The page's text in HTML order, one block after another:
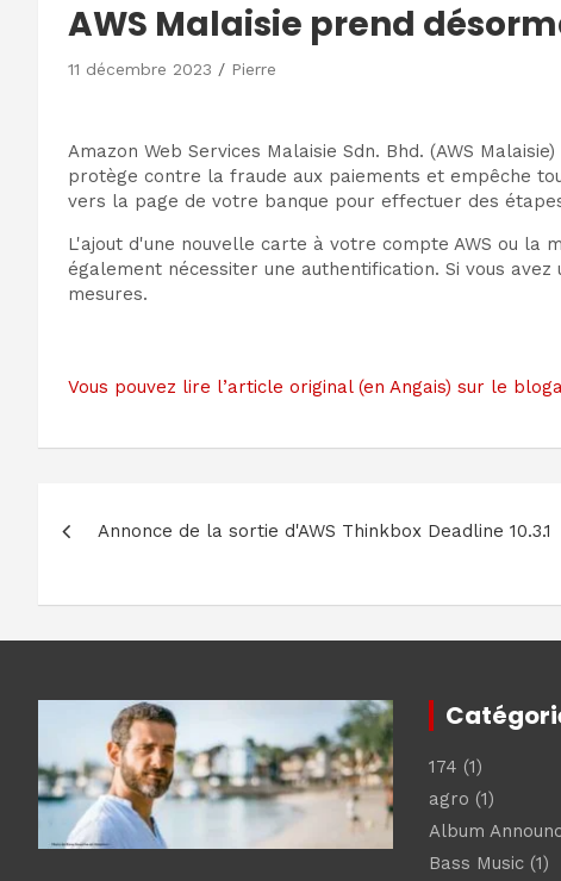
AWS Malaisie prend
11 décembre 2023 Pierre
Amazon Web Services Malaisie Sdn. Bhd. (AWS
protège contre la fraude aux paiements et empêche
vers la page de votre banque pour effectuer des
L'ajout d'une nouvelle carte à votre compte AWS ou la
également nécessiter une authentification. Si vous
mesures.
Vous pouvez lire l’article original (en Angais) sur le
de
l’article
Annonce de la sortie d'AWS Thinkbox Deadline 10.3.1
174 (1)
agro (1)
Album
Bass Music(1)